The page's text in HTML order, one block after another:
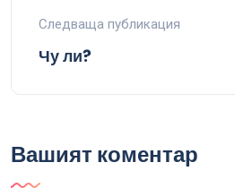
Следваща публикация
Чу ли?
Вашият коментар